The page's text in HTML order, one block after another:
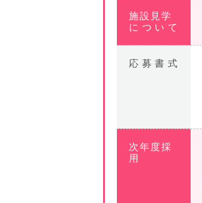
施設見学
について
応募書式
次年度採
用